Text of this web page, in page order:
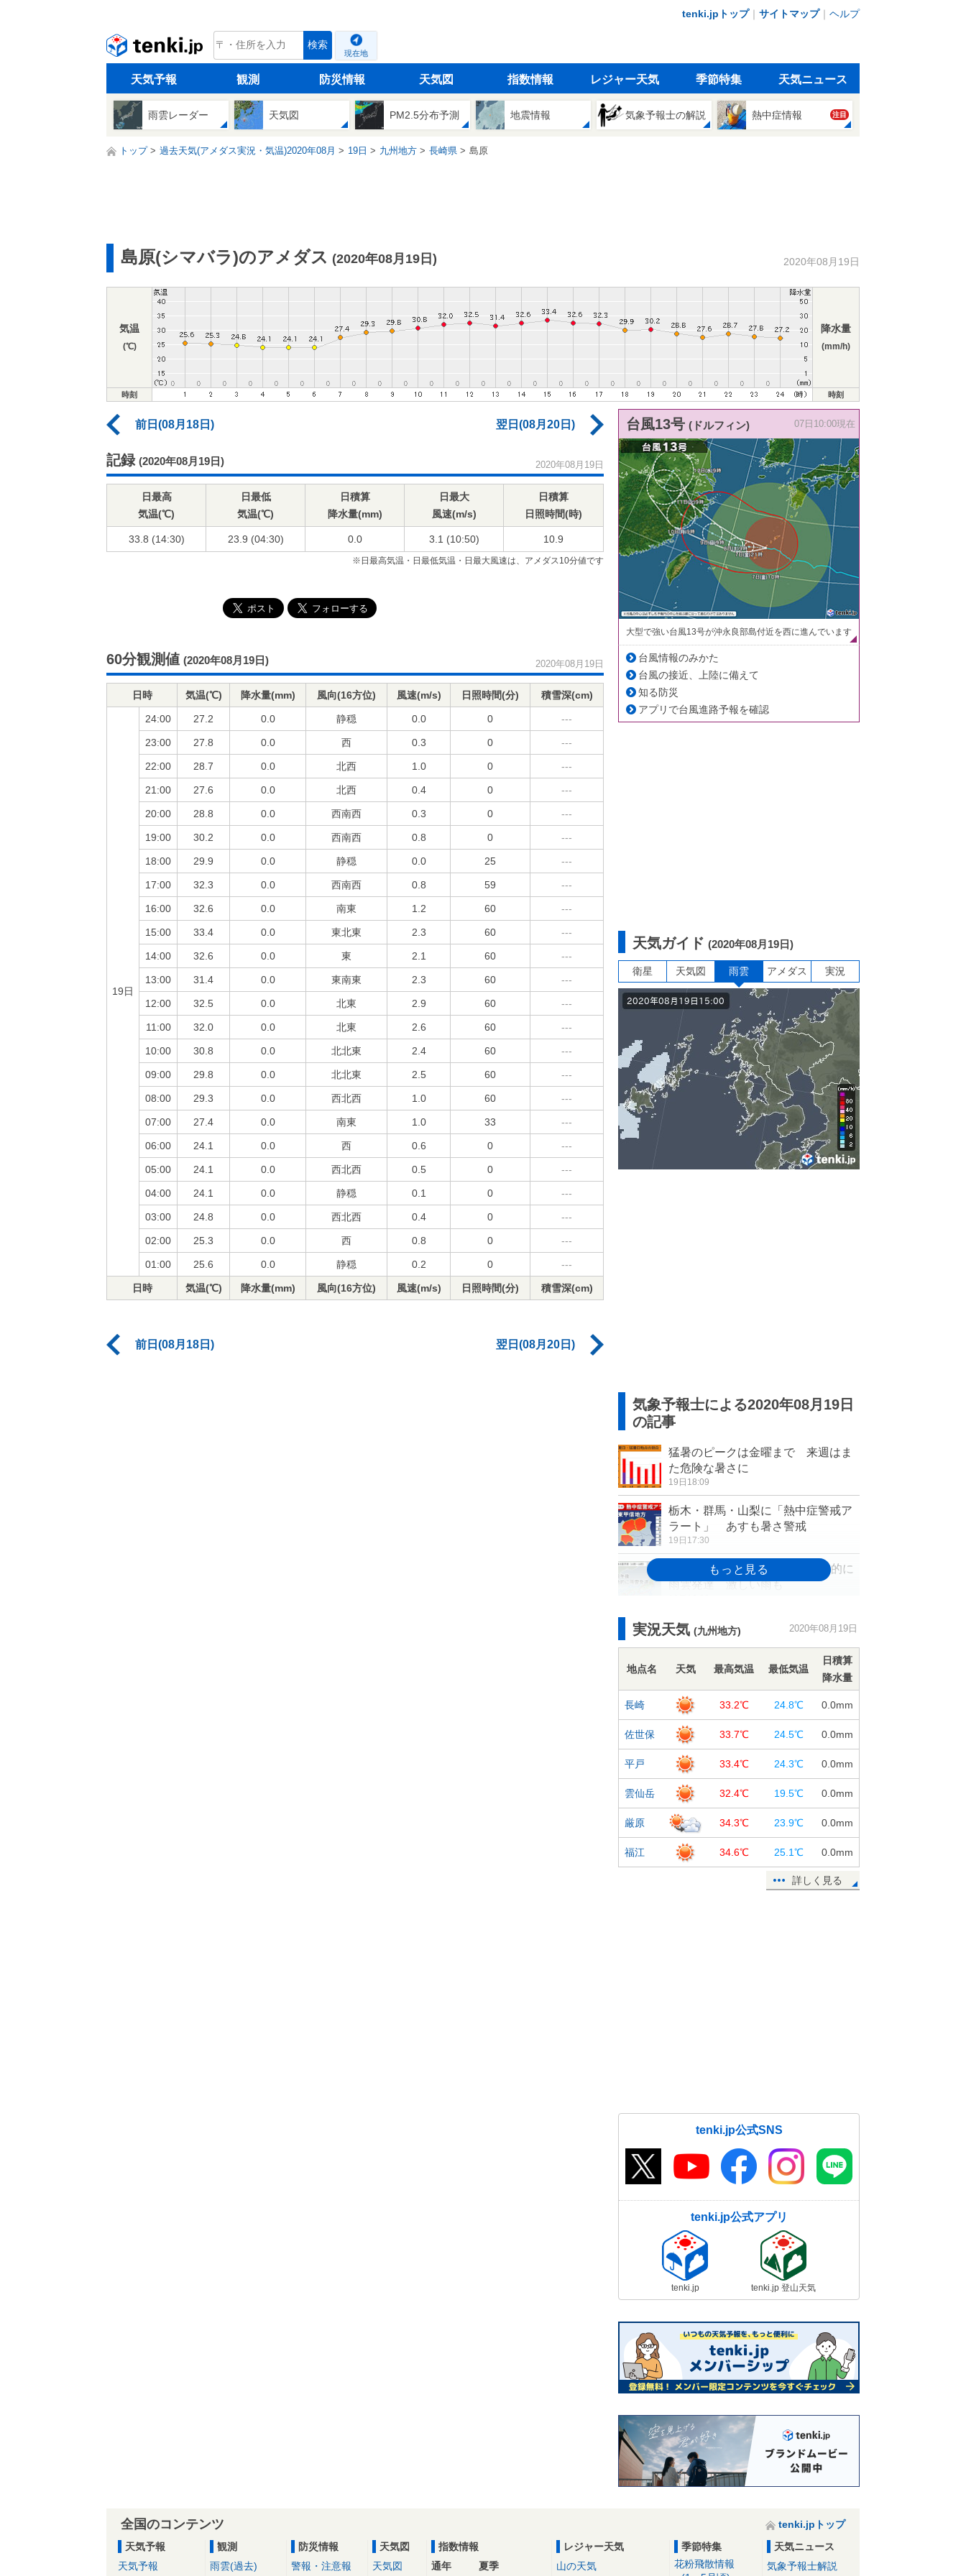
tenki.jpトップ｜ サイトマップ｜ ヘルプ
tenki.jp 検索
現在地
天気予報 観測 防災情報 天気図 指数情報 レジャー天気 季節特集 天気ニュース
雨雲レーダー 天気図 PM2.5分布予測 地震情報 気象予報士の解説 熱中症情報 注目
トップ 過去天気(アメダス実況・気温)2020年08月 19日 九州地方 長崎県 島原
島原(シマバラ)のアメダス (2020年08月19日) 2020年08月19日
気温
(℃)
降水量
(mm/h)
時刻 時刻
前日(08月18日) 翌日(08月20日)
記録 (2020年08月19日) 2020年08月19日
日最高
気温(℃)
日最低
気温(℃)
日積算
降水量(mm)
日最大
風速(m/s)
日積算
日照時間(時)
33.8 (14:30) 23.9 (04:30) 0.0 3.1 (10:50) 10.9
※日最高気温・日最低気温・日最大風速は、アメダス10分値です
60分観測値 (2020年08月19日) 2020年08月19日
日時 気温(℃) 降水量(mm) 風向(16方位) 風速(m/s) 日照時間(分) 積雪深(cm)
19日
24:00 27.2 0.0 静穏 0.0 0 ---
23:00 27.8 0.0 西 0.3 0 ---
22:00 28.7 0.0 北西 1.0 0 ---
21:00 27.6 0.0 北西 0.4 0 ---
20:00 28.8 0.0 西南西 0.3 0 ---
19:00 30.2 0.0 西南西 0.8 0 ---
18:00 29.9 0.0 静穏 0.0 25 ---
17:00 32.3 0.0 西南西 0.8 59 ---
16:00 32.6 0.0 南東 1.2 60 ---
15:00 33.4 0.0 東北東 2.3 60 ---
14:00 32.6 0.0 東 2.1 60 ---
13:00 31.4 0.0 東南東 2.3 60 ---
12:00 32.5 0.0 北東 2.9 60 ---
11:00 32.0 0.0 北東 2.6 60 ---
10:00 30.8 0.0 北北東 2.4 60 ---
09:00 29.8 0.0 北北東 2.5 60 ---
08:00 29.3 0.0 西北西 1.0 60 ---
07:00 27.4 0.0 南東 1.0 33 ---
06:00 24.1 0.0 西 0.6 0 ---
05:00 24.1 0.0 西北西 0.5 0 ---
04:00 24.1 0.0 静穏 0.1 0 ---
03:00 24.8 0.0 西北西 0.4 0 ---
02:00 25.3 0.0 西 0.8 0 ---
01:00 25.6 0.0 静穏 0.2 0 ---
日時 気温(℃) 降水量(mm) 風向(16方位) 風速(m/s) 日照時間(分) 積雪深(cm)
前日(08月18日) 翌日(08月20日)
台風13号 (ドルフィン) 07日10:00現在
大型で強い台風13号が沖永良部島付近を西に進んでいます
台風情報のみかた
台風の接近、上陸に備えて
知る防災
アプリで台風進路予報を確認
天気ガイド (2020年08月19日)
衛星 天気図 雨雲 アメダス 実況
気象予報士による2020年08月19日
の記事
猛暑のピークは金曜まで 来週はま
た危険な暑さに
19日18:09
栃木・群馬・山梨に「熱中症警戒ア
ラート」 あすも暑さ警戒
19日17:30
20日も猛暑日続出 午後は局地的に
雨雲発達 激しい雨も
東北 危険な暑さ拡大 20日は約3
熱中症搬送者数 前の週から約2倍に
増加
19日11:37
週間天気 晴れても不安定 厳しい
残暑が続く
19日11:10
19日 今夜の傘予報 東北～九州は
にわか雨なし
19日10:08
鹿児島県で震度3の地震 津波の心配
実況天気 (九州地方) 2020年08月19日
地点名 天気 最高気温 最低気温
日積算
降水量
長崎 33.2℃ 24.8℃ 0.0mm
佐世保 33.7℃ 24.5℃ 0.0mm
平戸 33.4℃ 24.3℃ 0.0mm
雲仙岳 32.4℃ 19.5℃ 0.0mm
厳原 34.3℃ 23.9℃ 0.0mm
福江 34.6℃ 25.1℃ 0.0mm
詳しく見る
tenki.jp公式SNS
tenki.jp公式アプリ
tenki.jp tenki.jp 登山天気
全国のコンテンツ
tenki.jpトップ
天気予報
天気予報
観測
雨雲(過去)
防災情報
警報・注意報
天気図
天気図
指数情報
通年
夏季
レジャー天気
山の天気
季節特集
花粉飛散情報
天気ニュース
気象予報士解説